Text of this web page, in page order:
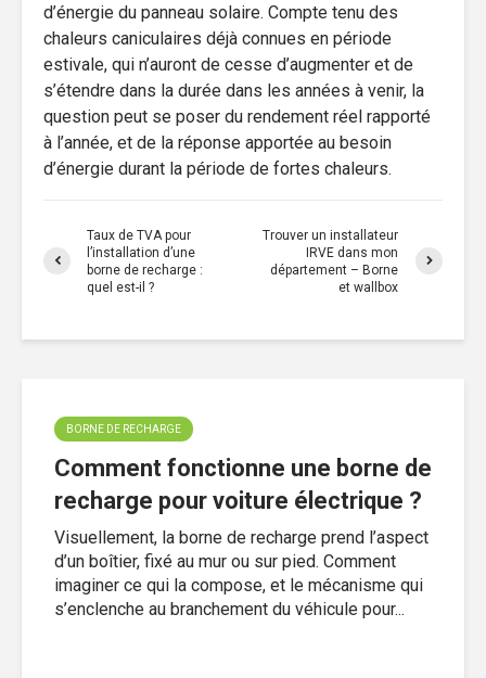
d’énergie du panneau solaire. Compte tenu des
chaleurs caniculaires déjà connues en période
estivale, qui n’auront de cesse d’augmenter et de
s’étendre dans la durée dans les années à venir, la
question peut se poser du rendement réel rapporté
à l’année, et de la réponse apportée au besoin
d’énergie durant la période de fortes chaleurs.
Taux de TVA pour
l’installation d’une
borne de recharge :
quel est-il ?
Trouver un installateur
IRVE dans mon
département – Borne
et wallbox
BORNE DE RECHARGE
Comment fonctionne une borne de
recharge pour voiture électrique ?
Visuellement, la borne de recharge prend l’aspect
d’un boîtier, fixé au mur ou sur pied. Comment
imaginer ce qui la compose, et le mécanisme qui
s’enclenche au branchement du véhicule pour...